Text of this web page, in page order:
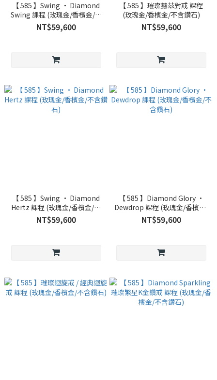
【 585 】Swing • Diamond
Swing 課程 (玫瑰金/香檳金/不
含鑽石)
NT$59,600
【 585 】璀璨赫茲對戒 課程
(玫瑰金/香檳金/不含鑽石)
NT$59,600
【 585 】Swing • Diamond
Hertz 課程 (玫瑰金/香檳金/不
含鑽石)
NT$59,600
【 585 】Diamond Glory •
Dewdrop 課程 (玫瑰金/香檳金/
不含鑽石)
NT$59,600